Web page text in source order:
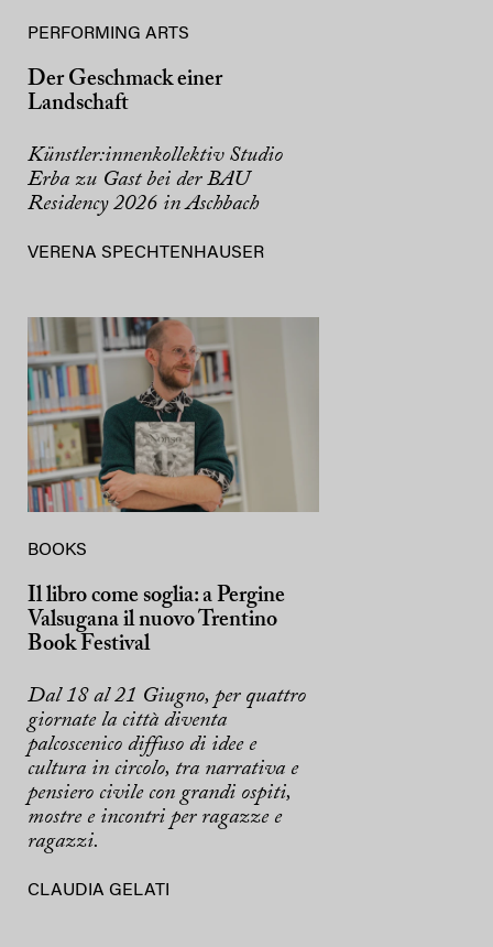
PERFORMING ARTS
Der Geschmack einer
Landschaft
Künstler:innenkollektiv Studio
Erba zu Gast bei der BAU
Residency 2026 in Aschbach
VERENA SPECHTENHAUSER
BOOKS
Il libro come soglia: a Pergine
Valsugana il nuovo Trentino
Book Festival
Dal 18 al 21 Giugno, per quattro
giornate la città diventa
palcoscenico diffuso di idee e
cultura in circolo, tra narrativa e
pensiero civile con grandi ospiti,
mostre e incontri per ragazze e
ragazzi.
CLAUDIA GELATI